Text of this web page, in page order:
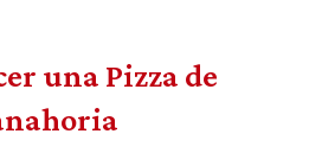
una Pizza de